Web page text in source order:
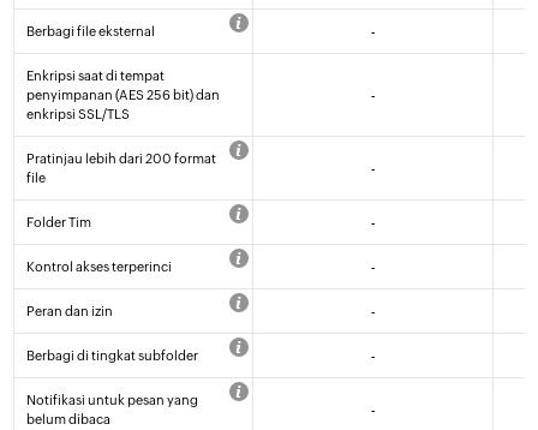
Berbagi file eksternal -
Enkripsi saat di tempat
penyimpanan (AES 256 bit) dan
enkripsi SSL/TLS
-
Pratinjau lebih dari 200 format
file
-
Folder Tim -
Kontrol akses terperinci -
Peran dan izin -
Berbagi di tingkat subfolder -
Notifikasi untuk pesan yang
belum dibaca
-